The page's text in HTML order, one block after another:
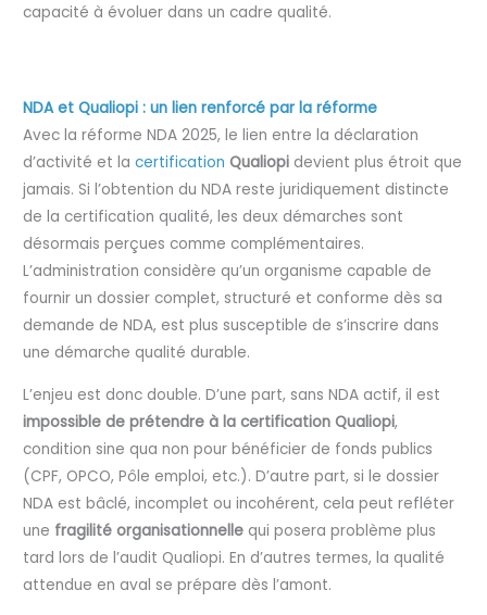
capacité à évoluer dans un cadre qualité.
NDA et Qualiopi : un lien renforcé par la réforme
Avec la réforme NDA 2025, le lien entre la déclaration
d’activité et lacertification Qualiopi devient plus étroit que
jamais. Si l’obtention du NDA reste juridiquement distincte
de la certification qualité, les deux démarches sont
désormais perçues comme complémentaires.
L’administration considère qu’un organisme capable de
fournir un dossier complet, structuré et conforme dès sa
demande de NDA, est plus susceptible de s’inscrire dans
une démarche qualité durable.
L’enjeu est donc double. D’une part, sans NDA actif, il est
impossible de prétendre à la certification Qualiopi,
condition sine qua non pour bénéficier de fonds publics
(CPF, OPCO, Pôle emploi, etc.). D’autre part, si le dossier
NDA est bâclé, incomplet ou incohérent, cela peut refléter
une fragilité organisationnelle qui posera problème plus
tard lors de l’audit Qualiopi. En d’autres termes, la qualité
attendue en aval se prépare dès l’amont.